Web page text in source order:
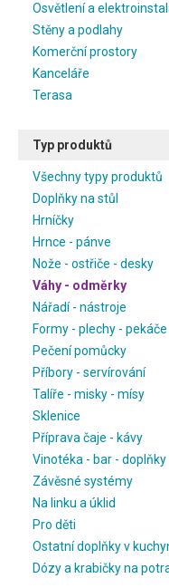
Osvětlení a
Stěny a podlahy
Komerční prostory
Kanceláře
Terasa
Typ produktů
Všechny typy produktů
Doplňky na stůl
Hrníčky
Hrnce - pánve
Nože - ostřiče - desky
Váhy - odměrky
Nářadí - nástroje
Formy - plechy - pekáče
Pečení pomůcky
Příbory - servírování
Talíře - misky - mísy
Sklenice
Příprava čaje - kávy
Vinotéka - bar - doplňky
Závěsné systémy
Na linku a úklid
Pro děti
Ostatní doplňky v
Dózy a krabičky na